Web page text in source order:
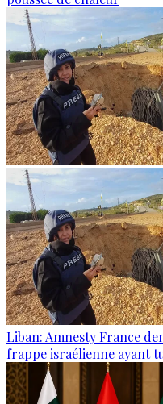
Liban: Amnesty France
frappe israélienne ayant